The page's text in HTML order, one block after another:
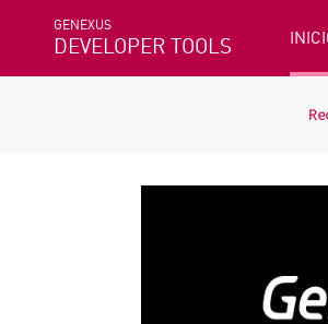
GENEXUS
DEVELOPER TOOLS